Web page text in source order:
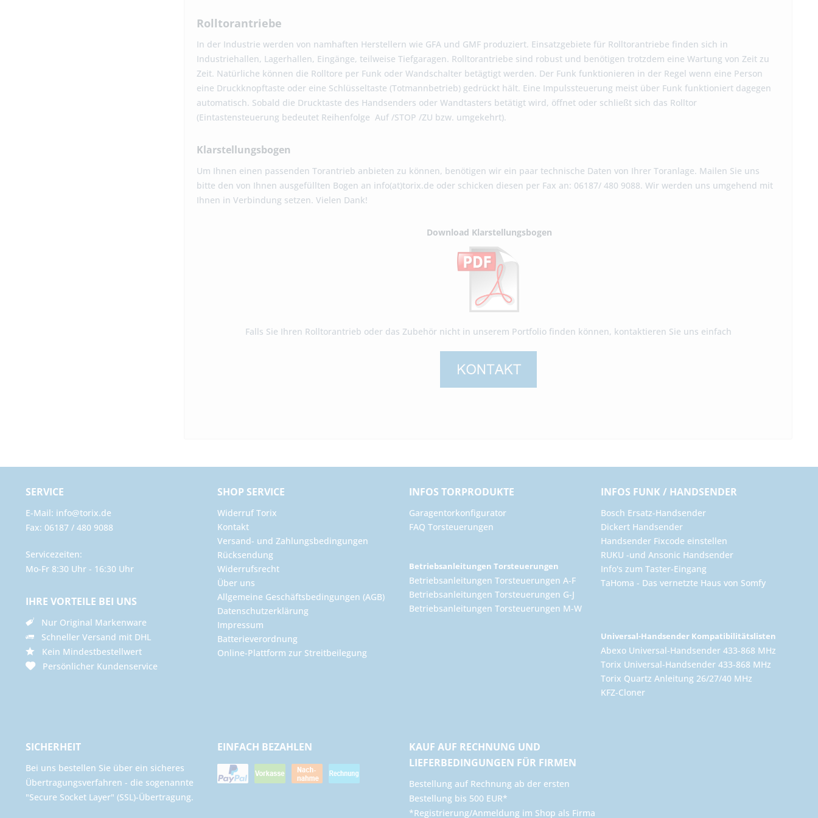
Rolltorantriebe
In der Industrie werden von namhaften Herstellern wie GFA und GMF produziert. Einsatzgebiete für Rolltorantriebe finden sich in
Industriehallen, Lagerhallen, Eingänge, teilweise Tiefgaragen. Rolltorantriebe sind robust und benötigen trotzdem eine Wartung von Zeit zu
Zeit. Natürliche können die Rolltore per Funk oder Wandschalter betägtigt werden. Der Funk funktionieren in der Regel wenn eine Person
eine Druckknopftaste oder eine Schlüsseltaste (Totmannbetrieb) gedrückt hält. Eine Impulssteuerung meist über Funk funktioniert dagegen
automatisch. Sobald die Drucktaste des Handsenders oder Wandtasters betätigt wird, öffnet oder schließt sich das Rolltor
(Eintastensteuerung bedeutet Reihenfolge Auf /STOP /ZU bzw. umgekehrt).
Klarstellungsbogen
Um Ihnen einen passenden Torantrieb anbieten zu können, benötigen wir ein paar technische Daten von Ihrer Toranlage. Mailen Sie uns
bitte den von Ihnen ausgefüllten Bogen an info(at)torix.de oder schicken diesen per Fax an: 06187/ 480 9088. Wir werden uns umgehend mit
Ihnen in Verbindung setzen. Vielen Dank!
Download Klarstellungsbogen
Falls Sie Ihren Rolltorantrieb oder das Zubehör nicht in unserem Portfolio finden können, kontaktieren Sie uns einfach
SERVICE
E-Mail: info@torix.de
Fax: 06187 / 480 9088
Servicezeiten:
Mo-Fr 8:30 Uhr - 16:30 Uhr
IHRE VORTEILE BEI UNS
Nur Original Markenware
Schneller Versand mit DHL
Kein Mindestbestellwert
Persönlicher Kundenservice
SHOP SERVICE
Widerruf Torix
Kontakt
Versand- und Zahlungsbedingungen
Rücksendung
Widerrufsrecht
Über uns
Allgemeine Geschäftsbedingungen (AGB)
Datenschutzerklärung
Impressum
Batterieverordnung
Online-Plattform zur Streitbeilegung
INFOS TORPRODUKTE
Garagentorkonfigurator
FAQ Torsteuerungen
Betriebsanleitungen Torsteuerungen
Betriebsanleitungen Torsteuerungen A-F
Betriebsanleitungen Torsteuerungen G-J
Betriebsanleitungen Torsteuerungen M-W
INFOS FUNK / HANDSENDER
Bosch Ersatz-Handsender
Dickert Handsender
Handsender Fixcode einstellen
RUKU -und Ansonic Handsender
Info's zum Taster-Eingang
TaHoma - Das vernetzte Haus von Somfy
Universal-Handsender Kompatibilitätslisten
Abexo Universal-Handsender 433-868 MHz
Torix Universal-Handsender 433-868 MHz
Torix Quartz Anleitung 26/27/40 MHz
KFZ-Cloner
SICHERHEIT
Bei uns bestellen Sie über ein sicheres
Übertragungsverfahren - die sogenannte
"Secure Socket Layer" (SSL)-Übertragung.
EINFACH BEZAHLEN
KAUF AUF RECHNUNG UND
LIEFERBEDINGUNGEN FÜR FIRMEN
​Bestellung auf Rechnung ab der ersten
Bestellung bis 500 EUR*
*Registrierung/Anmeldung im Shop als Firma